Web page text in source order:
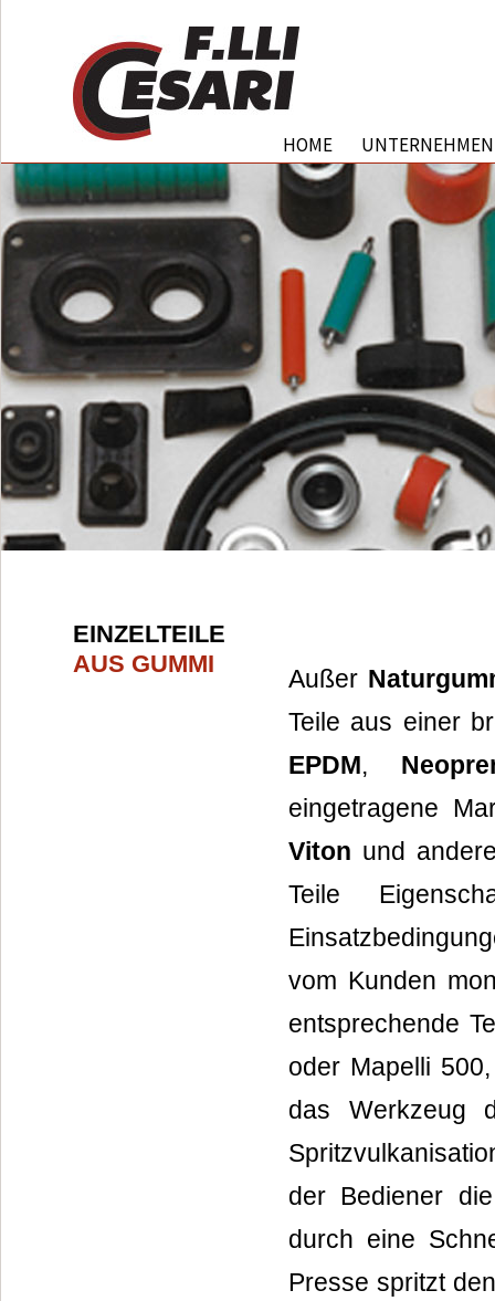
HOME UNTERNEHMEN
EINZELTEILE
AUS GUMMI
Außer
Teile aus einer
EPDM,
eingetragene
Viton und
Teile
vom Kunden
entsprechende
oder Mapelli
das Werkzeug
der Bediener
durch eine
Presse spritzt